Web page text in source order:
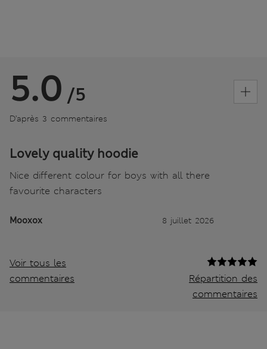
5.0 /5
D’après 3 commentaires
Lovely quality hoodie
Nice different colour for boys with all there
favourite characters
Mooxox 8 juillet 2026
Voir tous les
commentaires
Répartition des
commentaires